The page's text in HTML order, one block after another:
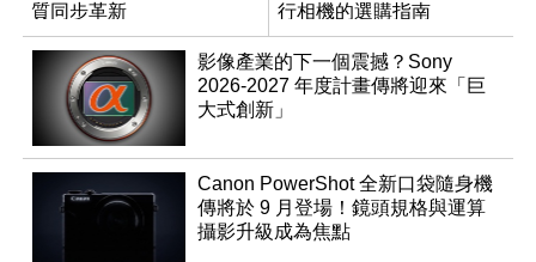
質同步革新
行相機的選購指南
影像產業的下一個震撼？Sony
2026-2027 年度計畫傳將迎來「巨
大式創新」
Canon PowerShot 全新口袋隨身機
傳將於 9 月登場！鏡頭規格與運算
攝影升級成為焦點